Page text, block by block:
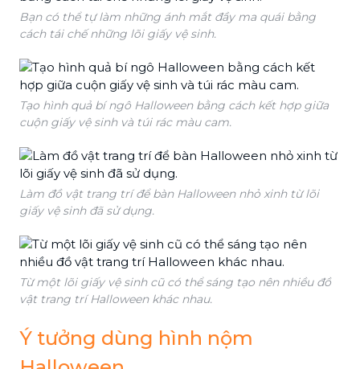
Bạn có thể tự làm những ánh mắt đầy ma quái bằng
cách tái chế những lõi giấy vệ sinh.
Tạo hình quả bí ngô Halloween bằng cách kết hợp giữa
cuộn giấy vệ sinh và túi rác màu cam.
Làm đồ vật trang trí để bàn Halloween nhỏ xinh từ lõi
giấy vệ sinh đã sử dụng.
Từ một lõi giấy vệ sinh cũ có thể sáng tạo nên nhiều đồ
vật trang trí Halloween khác nhau.
Ý tưởng dùng hình nộm